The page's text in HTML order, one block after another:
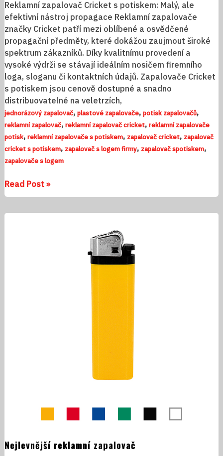
Reklamní zapalovač Cricket s potiskem: Malý, ale
efektivní nástroj propagace Reklamní zapalovače
značky Cricket patří mezi oblíbené a osvědčené
propagační předměty, které dokážou zaujmout široké
spektrum zákazníků. Díky kvalitnímu provedení a
vysoké výdrži se stávají ideálním nosičem firemního
loga, sloganu či kontaktních údajů. Zapalovače Cricket
s potiskem jsou cenově dostupné a snadno
distribuovatelné na veletrzích,
jednorázový zapalovač, plastové zapalovače, potisk zapalovačů,
reklamní zapalovač, reklamní zapalovač cricket, reklamní zapalovače
potisk, reklamní zapalovače s potiskem, zapalovač cricket, zapalovač
cricket s potiskem, zapalovač s logem firmy, zapalovač spotiskem,
zapalovače s logem
Read Post »
Nejlevnější reklamní zapalovač